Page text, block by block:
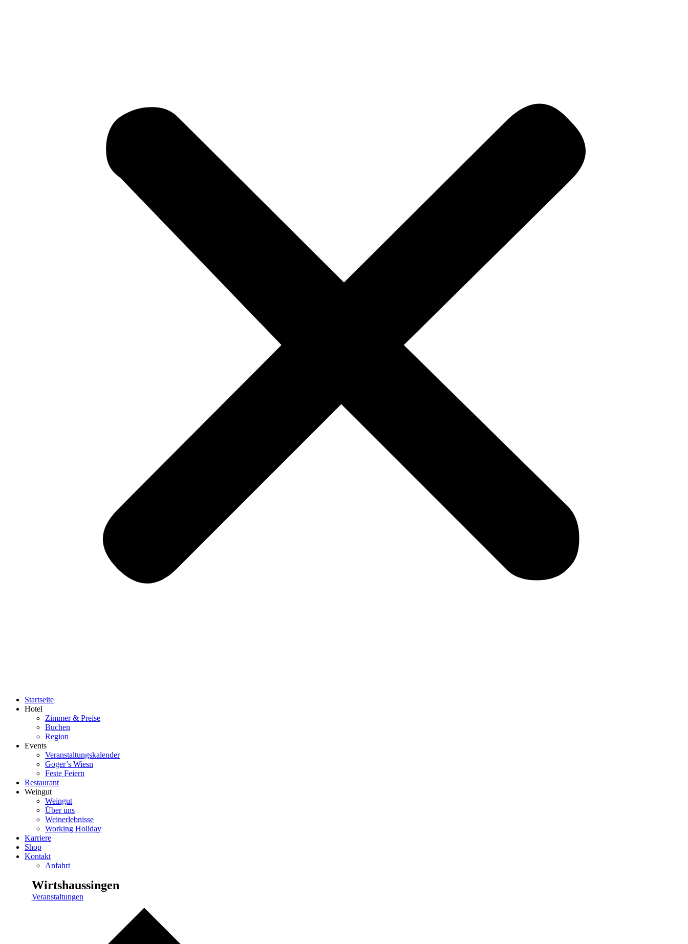
Startseite
Hotel
Zimmer & Preise
Buchen
Region
Events
Veranstaltungskalender
Goger’s Wiesn
Feste Feiern
Restaurant
Weingut
Weingut
Über uns
Weinerlebnisse
Working Holiday
Karriere
Shop
Kontakt
Anfahrt
Wirtshaussingen
Veranstaltungen